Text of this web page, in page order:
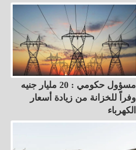
مسؤول حكومي : 20 مليار جنيه
وفراً للخزانة من زيادة أسعار
الكهرباء